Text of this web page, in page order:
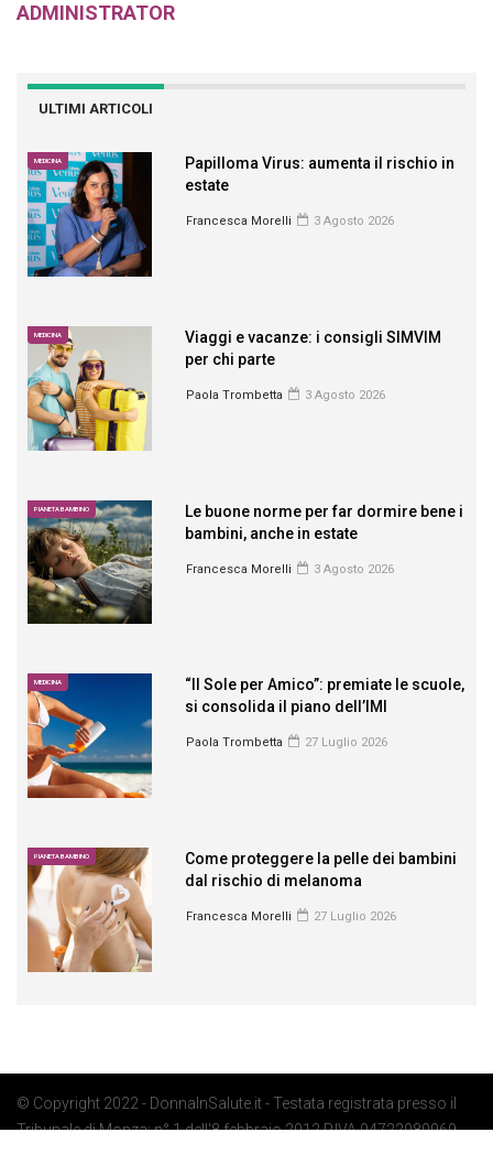
ADMINISTRATOR
ULTIMI ARTICOLI
MEDICINA
Papilloma Virus: aumenta il rischio in
estate
Francesca Morelli 3 Agosto 2026
MEDICINA
Viaggi e vacanze: i consigli SIMVIM
per chi parte
Paola Trombetta 3 Agosto 2026
PIANETA BAMBINO
Le buone norme per far dormire bene i
bambini, anche in estate
Francesca Morelli 3 Agosto 2026
MEDICINA
“Il Sole per Amico”: premiate le scuole,
si consolida il piano dell’IMI
Paola Trombetta 27 Luglio 2026
PIANETA BAMBINO
Come proteggere la pelle dei bambini
dal rischio di melanoma
Francesca Morelli 27 Luglio 2026
© Copyright 2022 - DonnaInSalute.it - Testata registrata presso il
Tribunale di Monza: n° 1 dell'8 febbraio 2012 P.IVA 04722080969 -